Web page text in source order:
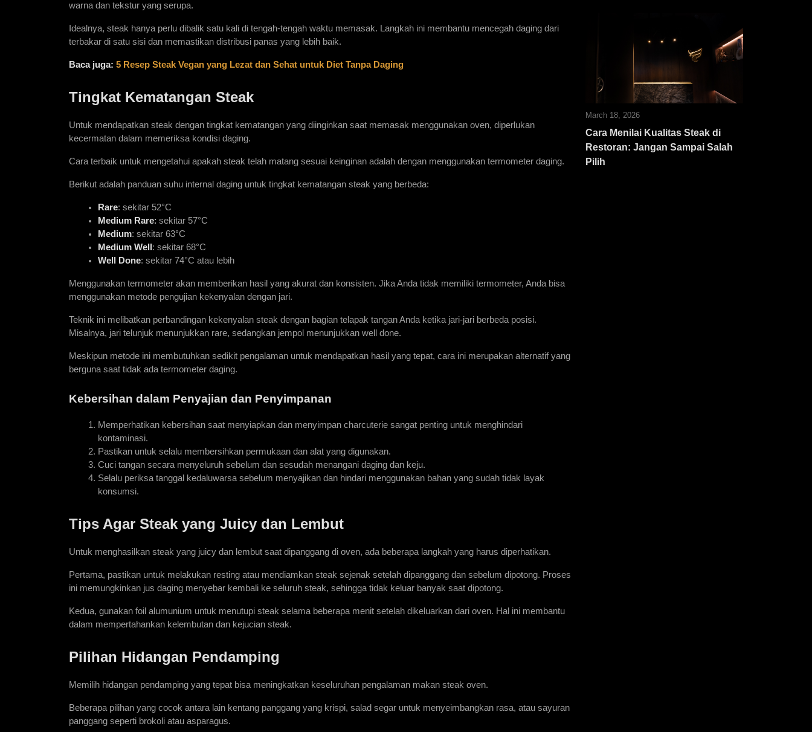
warna dan tekstur yang serupa.
Idealnya, steak hanya perlu dibalik satu kali di tengah-tengah waktu memasak. Langkah ini membantu mencegah daging dari
terbakar di satu sisi dan memastikan distribusi panas yang lebih baik.
Baca juga: 5 Resep Steak Vegan yang Lezat dan Sehat untuk Diet Tanpa Daging
Tingkat Kematangan Steak
Untuk mendapatkan steak dengan tingkat kematangan yang diinginkan saat memasak menggunakan oven, diperlukan
kecermatan dalam memeriksa kondisi daging.
Cara terbaik untuk mengetahui apakah steak telah matang sesuai keinginan adalah dengan menggunakan termometer daging.
Berikut adalah panduan suhu internal daging untuk tingkat kematangan steak yang berbeda:
Rare: sekitar 52°C
Medium Rare: sekitar 57°C
Medium: sekitar 63°C
Medium Well : sekitar 68°C
Well Done: sekitar 74°C atau lebih
Menggunakan termometer akan memberikan hasil yang akurat dan konsisten. Jika Anda tidak memiliki termometer, Anda bisa
menggunakan metode pengujian kekenyalan dengan jari.
Teknik ini melibatkan perbandingan kekenyalan steak dengan bagian telapak tangan Anda ketika jari-jari berbeda posisi.
Misalnya, jari telunjuk menunjukkan rare, sedangkan jempol menunjukkan well done.
Meskipun metode ini membutuhkan sedikit pengalaman untuk mendapatkan hasil yang tepat, cara ini merupakan alternatif yang
berguna saat tidak ada termometer daging.
Kebersihan dalam Penyajian dan Penyimpanan
Memperhatikan kebersihan saat menyiapkan dan menyimpan charcuterie sangat penting untuk menghindari
kontaminasi.
Pastikan untuk selalu membersihkan permukaan dan alat yang digunakan.
Cuci tangan secara menyeluruh sebelum dan sesudah menangani daging dan keju.
Selalu periksa tanggal kedaluwarsa sebelum menyajikan dan hindari menggunakan bahan yang sudah tidak layak
konsumsi.
Tips Agar Steak yang Juicy dan Lembut
Untuk menghasilkan steak yang juicy dan lembut saat dipanggang di oven, ada beberapa langkah yang harus diperhatikan.
Pertama, pastikan untuk melakukan resting atau mendiamkan steak sejenak setelah dipanggang dan sebelum dipotong. Proses
ini memungkinkan jus daging menyebar kembali ke seluruh steak, sehingga tidak keluar banyak saat dipotong.
Kedua, gunakan foil alumunium untuk menutupi steak selama beberapa menit setelah dikeluarkan dari oven. Hal ini membantu
dalam mempertahankan kelembutan dan kejucian steak.
Pilihan Hidangan Pendamping
Memilih hidangan pendamping yang tepat bisa meningkatkan keseluruhan pengalaman makan steak oven.
Beberapa pilihan yang cocok antara lain kentang panggang yang krispi, salad segar untuk menyeimbangkan rasa, atau sayuran
panggang seperti brokoli atau asparagus.
March 18, 2026
Cara Menilai Kualitas Steak di
Restoran: Jangan Sampai Salah
Pilih